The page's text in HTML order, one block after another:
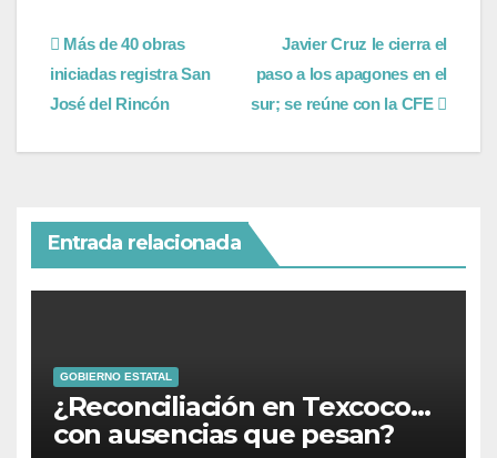
Javier Cruz le cierra el
paso a los apagones en el
sur; se reúne con la CFE
Más de 40 obras
iniciadas registra San
José del Rincón
Entrada relacionada
GOBIERNO ESTATAL
¿Reconciliación en Texcoco…
con ausencias que pesan?